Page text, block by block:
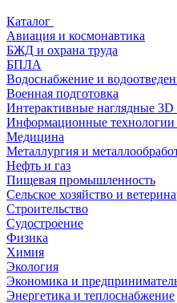
Каталог
Авиация и космонавтика
БЖД и охрана труда
БПЛА
Водоснабжение и
Военная подготовка
Интерактивные наглядные 3D
Информационные технологии
Медицина
Металлургия и
Нефть и газ
Пищевая промышленность
Сельское хозяйство и
Строительство
Судостроение
Физика
Химия
Экология
Экономика и
Энергетика и теплоснабжение